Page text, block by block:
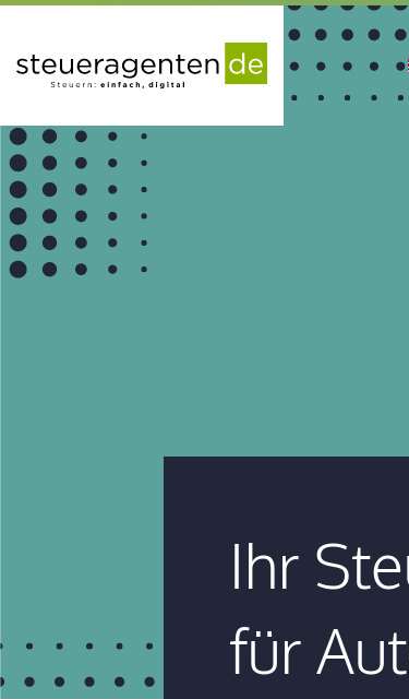
Ihr
für